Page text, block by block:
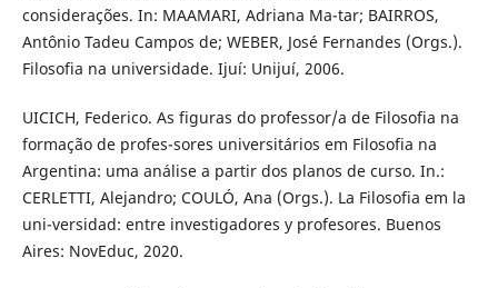
considerações. In: MAAMARI, Adriana Ma-tar; BAIRROS,
Antônio Tadeu Campos de; WEBER, José Fernandes (Orgs.).
Filosofia na universidade. Ijuí: Unijuí, 2006.
UICICH, Federico. As figuras do professor/a de Filosofia na
formação de profes-sores universitários em Filosofia na
Argentina: uma análise a partir dos planos de curso. In.:
CERLETTI, Alejandro; COULÓ, Ana (Orgs.). La Filosofia em la
uni-versidad: entre investigadores y profesores. Buenos
Aires: NovEduc, 2020.